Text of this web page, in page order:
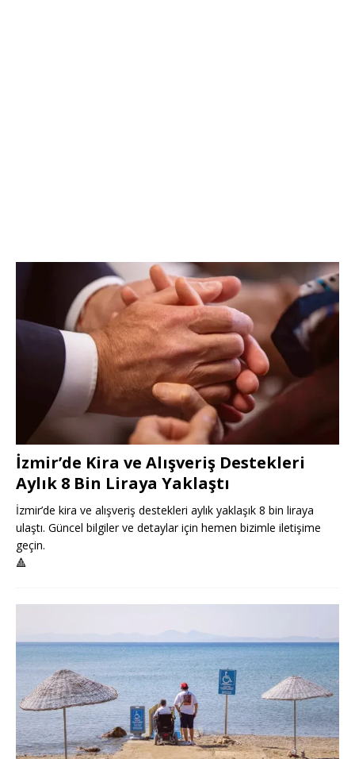
İzmir’de Kira ve Alışveriş Destekleri
Aylık 8 Bin Liraya Yaklaştı
İzmir’de kira ve alışveriş destekleri aylık yaklaşık 8 bin liraya
ulaştı. Güncel bilgiler ve detaylar için hemen bizimle iletişime
geçin.
🔺